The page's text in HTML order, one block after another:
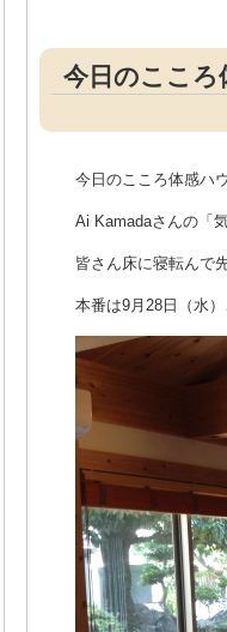
今日のこころ
今日のこころ体感ハ
Ai Kamadaさんの「
皆さん床に寝転んで
本番は9月28日（水